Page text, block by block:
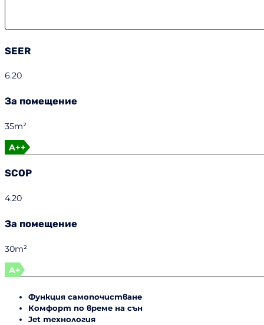
SEER
6.20
За помещение
35m²
A++
SCOP
4.20
За помещение
30m²
A+
Функция самопочистване
Комфорт по време на сън
Jet технология